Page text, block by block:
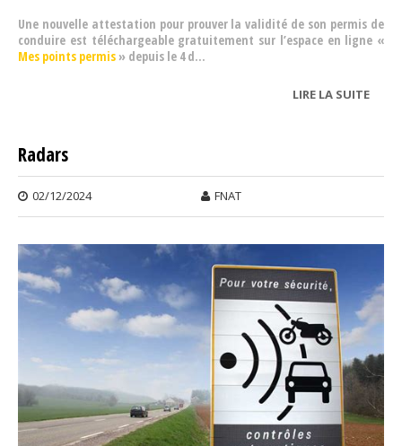
Une nouvelle attestation pour prouver la validité de son permis de
conduire est téléchargeable gratuitement sur l’espace en ligne «
Mes points permis » depuis le 4 d...
LIRE LA SUITEDE
Radars
02/12/2024 FNAT